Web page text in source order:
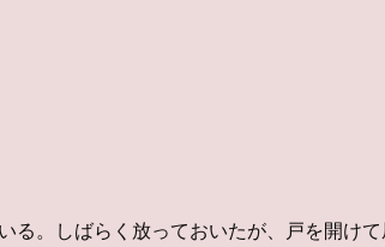
。しばらく放っておいたが、戸を開け